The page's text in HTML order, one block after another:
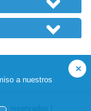
a nuestros
reservados |